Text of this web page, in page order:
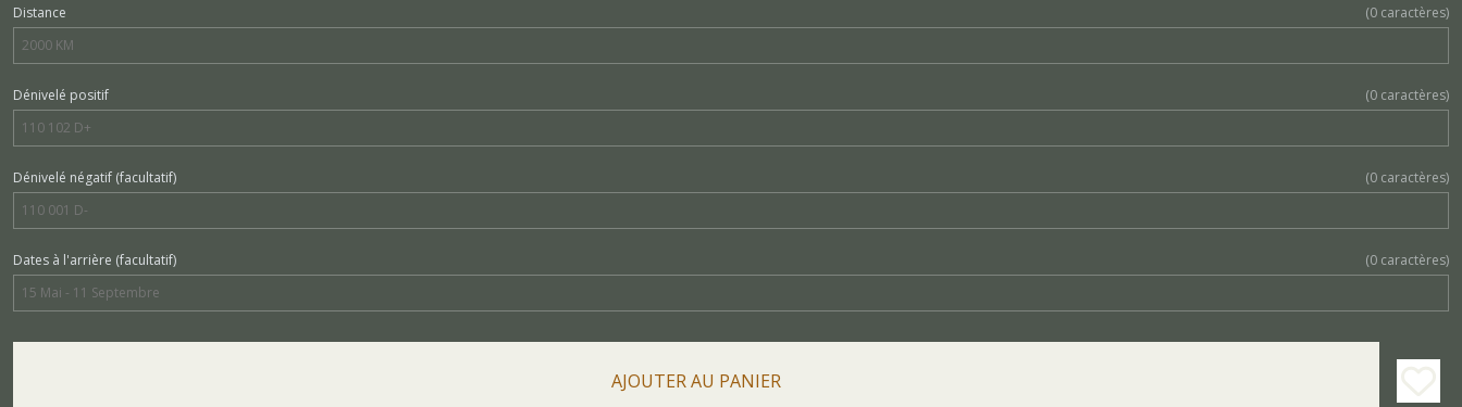
Distance (0 caractères)
Dénivelé positif (0 caractères)
Dénivelé négatif (facultatif) (0 caractères)
Dates à l'arrière (facultatif) (0 caractères)
AJOUTER AU PANIER